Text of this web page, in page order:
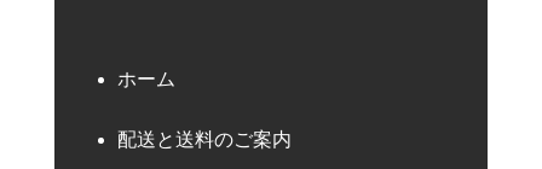
ホーム
配送と送料のご案内